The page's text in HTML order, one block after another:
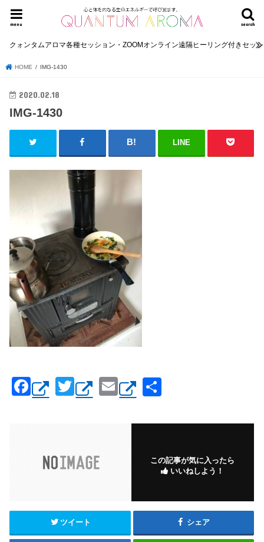
search
menu
クォンタムアロマ各種セッション・ZOOMオンライン遠隔ヒーリング付きセッ
HOME IMG-1430
2020.02.18
IMG-1430
LINE
F
a
T
wi
E
m
ail
この記事が気に入ったら
いいねしよう！
ツイート シェア